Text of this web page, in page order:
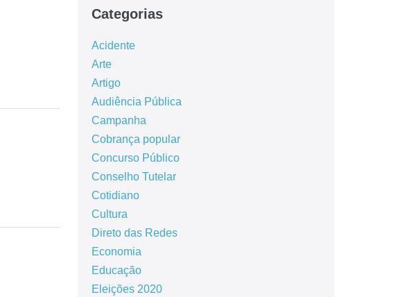
Categorias
Acidente
Arte
Artigo
Audiência Pública
Campanha
Cobrança popular
Concurso Público
Conselho Tutelar
Cotidiano
Cultura
Direto das Redes
Economia
Educação
Eleições 2020